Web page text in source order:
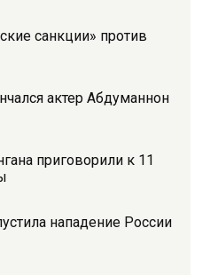
санкции» против
актер Абдуманнон
приговорили к 11
нападение России